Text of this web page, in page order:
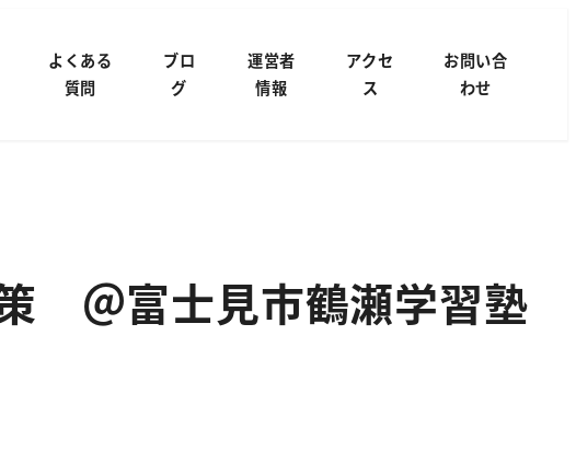
よくある
質問
ブロ
グ
運営者
情報
アクセ
ス
お問い合
わせ
＠富士見市鶴瀬学習塾